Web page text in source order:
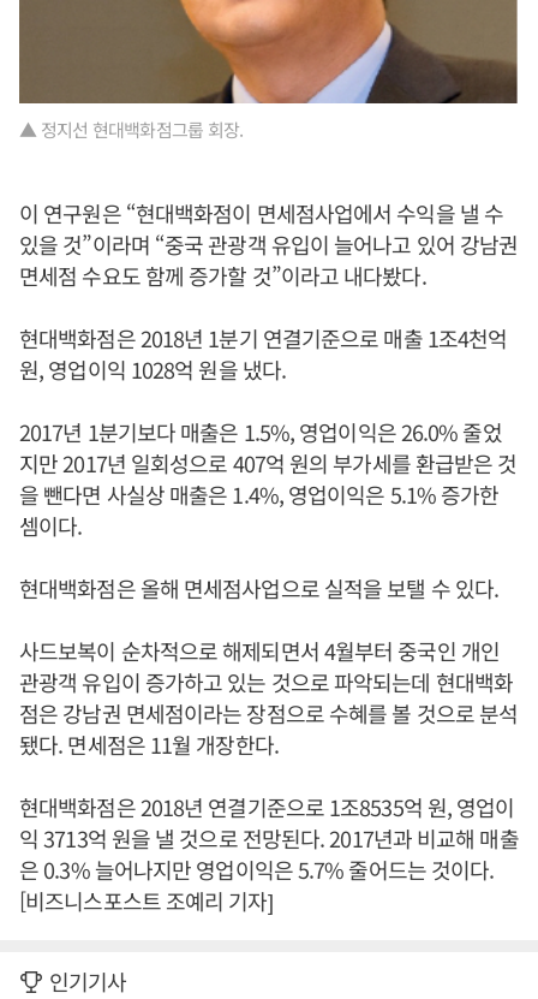
▲ 정지선 현대백화점그룹 회장.
이 연구원은 “현대백화점이 면세점사업에서 수익을 낼 수
있을 것”이라며 “중국 관광객 유입이 늘어나고 있어 강남권
면세점 수요도 함께 증가할 것”이라고 내다봤다.
현대백화점은 2018년 1분기 연결기준으로 매출 1조4천억
원, 영업이익 1028억 원을 냈다.
2017년 1분기보다 매출은 1.5%, 영업이익은 26.0% 줄었
지만 2017년 일회성으로 407억 원의 부가세를 환급받은 것
을 뺀다면 사실상 매출은 1.4%, 영업이익은 5.1% 증가한
셈이다.
현대백화점은 올해 면세점사업으로 실적을 보탤 수 있다.
사드보복이 순차적으로 해제되면서 4월부터 중국인 개인
관광객 유입이 증가하고 있는 것으로 파악되는데 현대백화
점은 강남권 면세점이라는 장점으로 수혜를 볼 것으로 분석
됐다. 면세점은 11월 개장한다.
현대백화점은 2018년 연결기준으로 1조8535억 원, 영업이
익 3713억 원을 낼 것으로 전망된다. 2017년과 비교해 매출
은 0.3% 늘어나지만 영업이익은 5.7% 줄어드는 것이다.
[비즈니스포스트 조예리 기자]
인기기사